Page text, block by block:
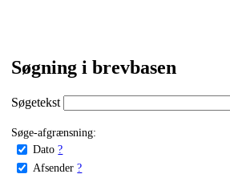
Søgning i brevbasen
Søgetekst
Søge-afgrænsning:
Dato ?
Afsender ?